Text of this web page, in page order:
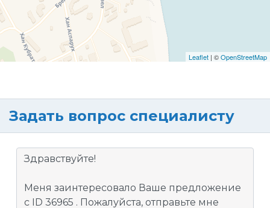
Leaflet | ©OpenStreetMap
Задать вопрос специалисту